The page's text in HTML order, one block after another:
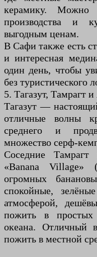
керамику. Можно
производства и
выгодным ценам.
В Сафи также есть
и интересная
один день, чтобы
без туристического
5. Тагазут, Тамрагт
Тагазут —
отличные волны
среднего и
множество серф-
Соседние
«Banana Village»
огромных
спокойные,
атмосферой,
пожить в
океана. Отличный
пожить в местной